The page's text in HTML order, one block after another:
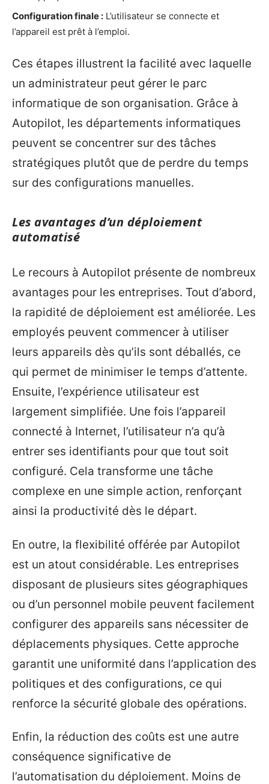
Configuration finale : L’utilisateur se connecte et
l’appareil est prêt à l’emploi.
Ces étapes illustrent la facilité avec laquelle
un administrateur peut gérer le parc
informatique de son organisation. Grâce à
Autopilot, les départements informatiques
peuvent se concentrer sur des tâches
stratégiques plutôt que de perdre du temps
sur des configurations manuelles.
Les avantages d’un déploiement
automatisé
Le recours à Autopilot présente de nombreux
avantages pour les entreprises. Tout d’abord,
la rapidité de déploiement est améliorée. Les
employés peuvent commencer à utiliser
leurs appareils dès qu’ils sont déballés, ce
qui permet de minimiser le temps d’attente.
Ensuite, l’expérience utilisateur est
largement simplifiée. Une fois l’appareil
connecté à Internet, l’utilisateur n’a qu’à
entrer ses identifiants pour que tout soit
configuré. Cela transforme une tâche
complexe en une simple action, renforçant
ainsi la productivité dès le départ.
En outre, la flexibilité offérée par Autopilot
est un atout considérable. Les entreprises
disposant de plusieurs sites géographiques
ou d’un personnel mobile peuvent facilement
configurer des appareils sans nécessiter de
déplacements physiques. Cette approche
garantit une uniformité dans l’application des
politiques et des configurations, ce qui
renforce la sécurité globale des opérations.
Enfin, la réduction des coûts est une autre
conséquence significative de
l’automatisation du déploiement. Moins de